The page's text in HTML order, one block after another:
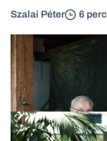
Szalai Péter 6 perc